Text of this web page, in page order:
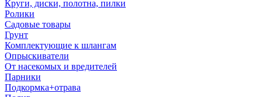
Круги, диски, полотна, пилки
Ролики
Садовые товары
Грунт
Комплектующие к шлангам
Опрыскиватели
От насекомых и вредителей
Парники
Подкормка+отрава